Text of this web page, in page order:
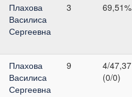
Плахова
Василиса
Сергеевна
3 69,51%
Плахова
Василиса
Сергеевна
9
4/47,37
(0/0)